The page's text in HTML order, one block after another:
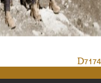
D7174